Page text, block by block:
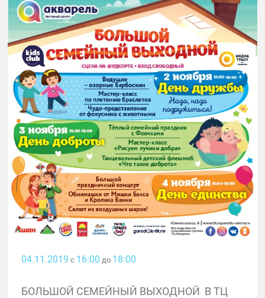
04.11.2019 с 16:00 до 18:00
БОЛЬШОЙ СЕМЕЙНЫЙ ВЫХОДНОЙ В ТЦ